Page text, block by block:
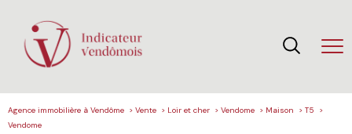
Agence immobilière à Vendôme Vente Loir et cher Vendome Maison
T5
Vendome